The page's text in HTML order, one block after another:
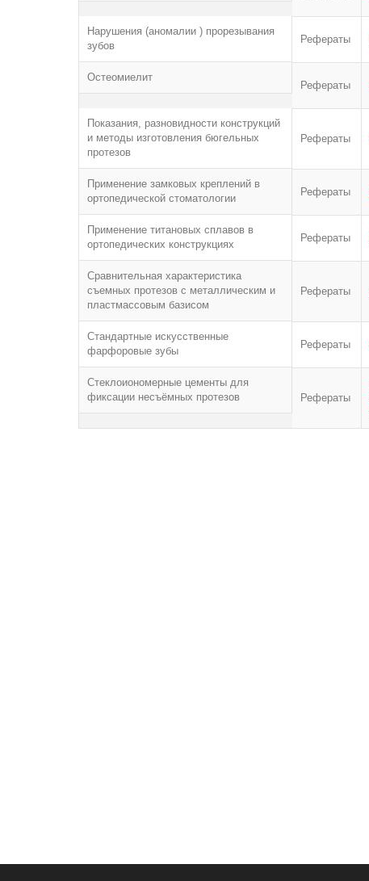
Нарушения (аномалии ) прорезывания
зубов
Рефераты
Остеомиелит
Рефераты
Показания, разновидности конструкций
и методы изготовления бюгельных
протезов
Рефераты
Применение замковых креплений в
ортопедической стоматологии
Рефераты
Применение титановых сплавов в
ортопедических конструкциях
Рефераты
Сравнительная характеристика
съемных протезов с металлическим и
пластмассовым базисом
Рефераты
Стандартные искусственные
фарфоровые зубы
Рефераты
Стеклоиономерные цементы для
фиксации несъёмных протезов
Рефераты